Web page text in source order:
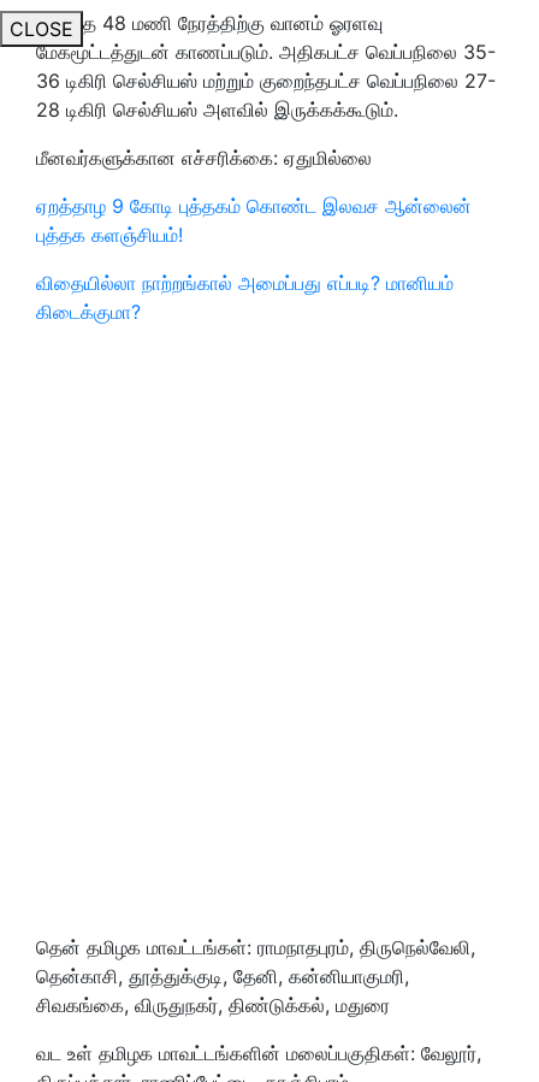
CLOSE
அடுத்த 48 மணி நேரத்திற்கு வானம் ஓரளவு
மேகமூட்டத்துடன் காணப்படும். அதிகபட்ச வெப்பநிலை 35-
36 டிகிரி செல்சியஸ் மற்றும் குறைந்தபட்ச வெப்பநிலை 27-
28 டிகிரி செல்சியஸ் அளவில் இருக்கக்கூடும்.
மீனவர்களுக்கான எச்சரிக்கை: ஏதுமில்லை
ஏறத்தாழ 9 கோடி புத்தகம் கொண்ட இலவச ஆன்லைன்
புத்தக களஞ்சியம்!
விதையில்லா நாற்றங்கால் அமைப்பது எப்படி? மானியம்
கிடைக்குமா?
தென் தமிழக மாவட்டங்கள்: ராமநாதபுரம், திருநெல்வேலி,
தென்காசி, தூத்துக்குடி, தேனி, கன்னியாகுமரி,
சிவகங்கை, விருதுநகர், திண்டுக்கல், மதுரை
வட உள் தமிழக மாவட்டங்களின் மலைப்பகுதிகள்: வேலூர்,